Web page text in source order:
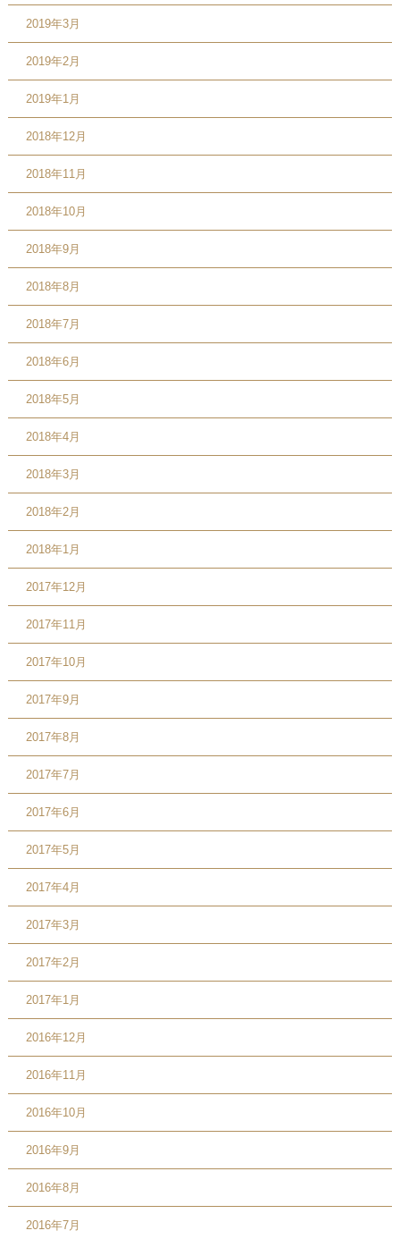
2019年3月
2019年2月
2019年1月
2018年12月
2018年11月
2018年10月
2018年9月
2018年8月
2018年7月
2018年6月
2018年5月
2018年4月
2018年3月
2018年2月
2018年1月
2017年12月
2017年11月
2017年10月
2017年9月
2017年8月
2017年7月
2017年6月
2017年5月
2017年4月
2017年3月
2017年2月
2017年1月
2016年12月
2016年11月
2016年10月
2016年9月
2016年8月
2016年7月